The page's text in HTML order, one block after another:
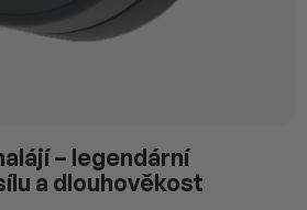
– legendární
a dlouhověkost